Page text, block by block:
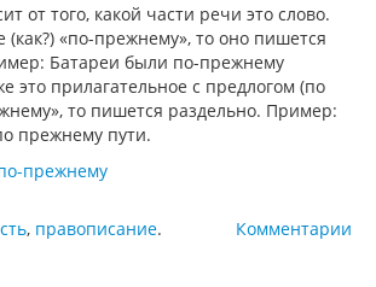
от того, какой части речи это слово.
(как?) «по-прежнему», то оно пишется
Батареи были по-прежнему
это прилагательное с предлогом (по
то пишется раздельно. Пример:
прежнему пути.
прежнему
Комментарии
, правописание.